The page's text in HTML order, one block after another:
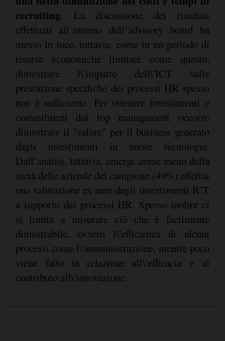
recruiting. La discussione dei risultati
effettuati all’interno dell’advisory board ha
messo in luce, tuttavia, come in un periodo di
risorse economiche limitate come questo,
dimostrare l\'impatto dell\'ICT sulle
prestazione specifiche dei processi HR spesso
non è sufficiente. Per ottenere investimenti e
commitment dal top management occorre
dimostrare il "valore" per il business generato
dagli investimenti in nuove tecnologie.
Dall’analisi, tuttavia, emerge come meno della
metà delle aziende del campione (49%) effettui
una valutazione ex ante degli investimenti ICT
a supporto dei processi HR. Spesso inoltre ci
si limita a misurare ciò che è facilmente
dimostrabile, ovvero l\'efficienza di alcuni
processi come l\'amministrazione, mentre poco
viene fatto in relazione all\'efficacia e al
contributo all\'innovazione.